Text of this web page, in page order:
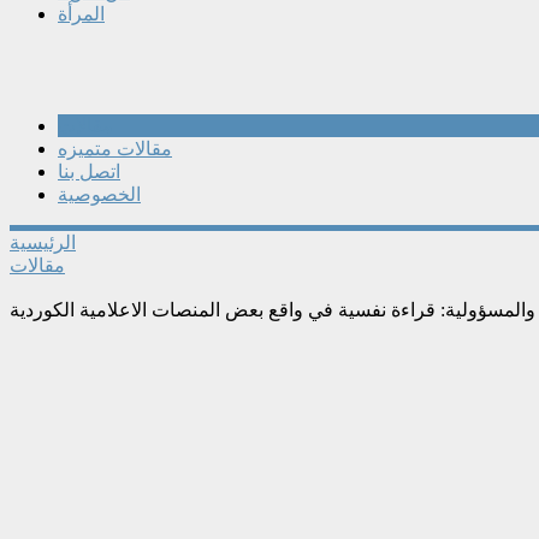
المرأة
مقالات متميزه
اتصل بنا
الخصوصية
الرئيسية
مقالات
والمسؤولية: قراءة نفسية في واقع بعض المنصات الاعلامية الكوردية